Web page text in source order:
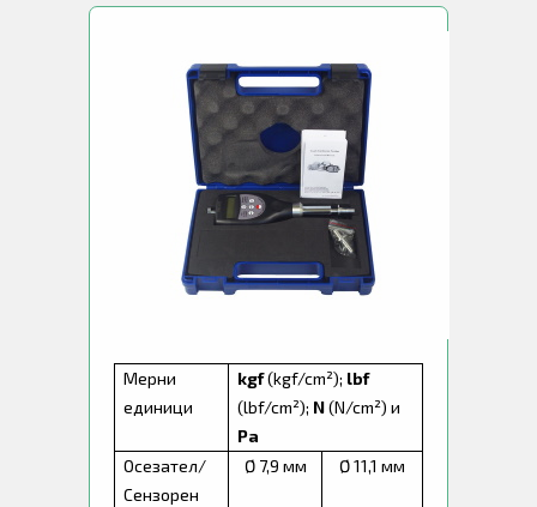
Мерни
единици
kgf(kgf/cm²); lbf
(lbf/cm²); N(N/cm²) и
Pa
Осезател/
Сензорен
Ø 7,9 мм Ø 11,1 мм